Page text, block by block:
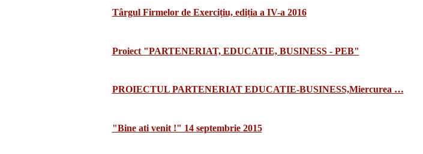
Târgul Firmelor de Exercițiu, ediția a IV-a 2016
Proiect "PARTENERIAT, EDUCATIE, BUSINESS - PEB"
PROIECTUL PARTENERIAT EDUCATIE-BUSINESS,Miercurea …
"Bine ati venit !" 14 septembrie 2015